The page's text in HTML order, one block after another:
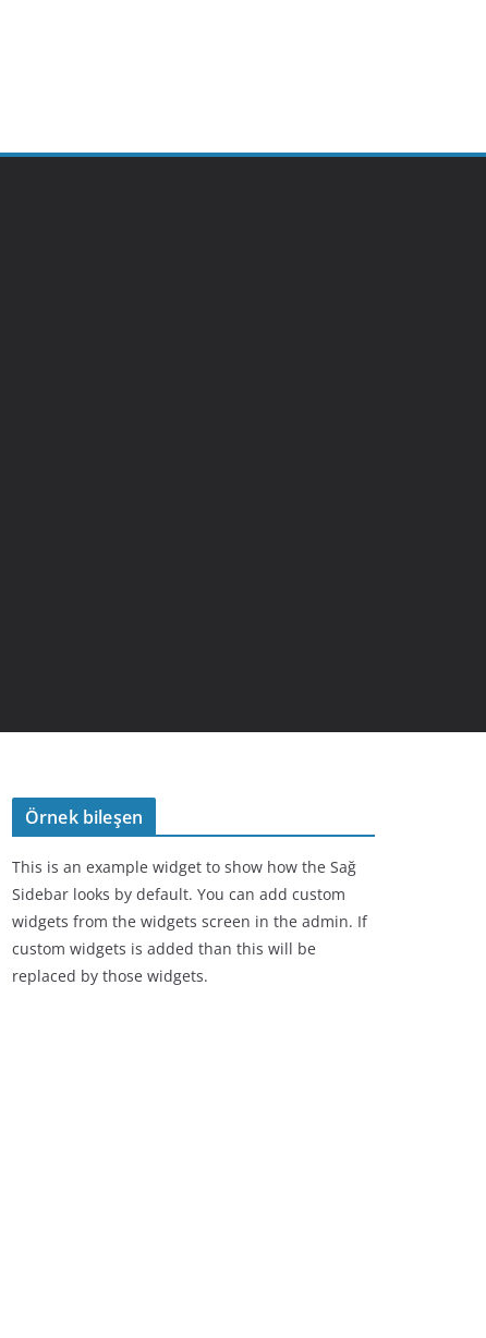
Örnek bileşen
This is an example widget to show how the Sağ
Sidebar looks by default. You can add custom
widgets from the widgets screen in the admin. If
custom widgets is added than this will be
replaced by those widgets.